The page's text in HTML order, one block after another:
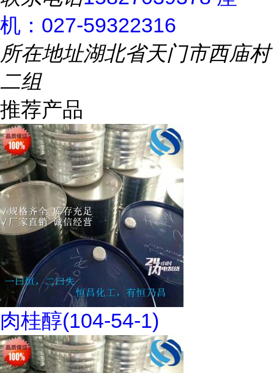
机：027-59322316
所在地址湖北省天门市西庙村
二组
推荐产品
肉桂醇(104-54-1)